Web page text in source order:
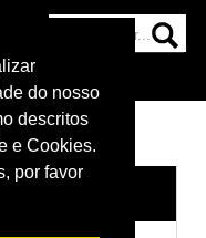
do nosso
descritos
e Cookies.
por favor